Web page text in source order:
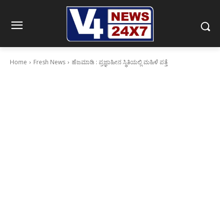
Home Fresh News ಹೆಜಮಾಡಿ : ಪ್ರಜ್ಞಾಹೀನ ಸ್ಥಿತಿಯಲ್ಲಿ ಮಹಿಳೆ ಪತ್ತೆ